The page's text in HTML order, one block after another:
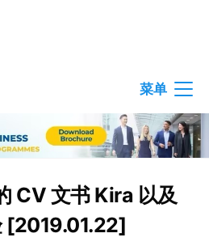
菜单
CV 文书 Kira 以及
[2019.01.22]